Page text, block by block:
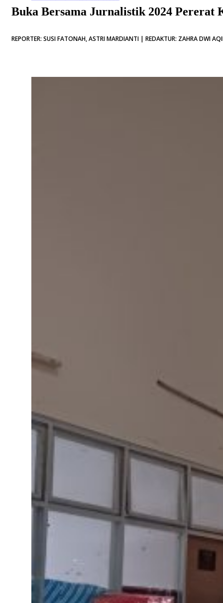
Buka Bersama Jurnalistik 2024 Pererat
REPORTER: SUSI FATONAH, ASTRI MARDIANTI | REDAKTUR: ZAHRA DWI